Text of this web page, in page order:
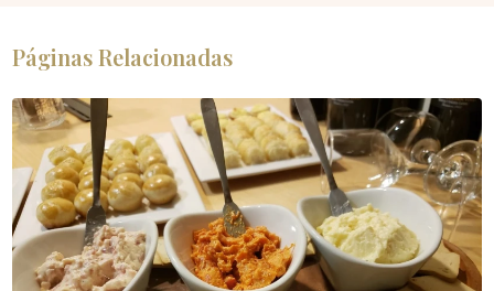
Páginas Relacionadas